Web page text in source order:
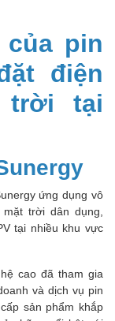
pin
điện
trời tại
ứng dụng vô
trời dân dụng,
tại nhiều khu vực
cao đã tham gia
và dịch vụ pin
sản phẩm khắp